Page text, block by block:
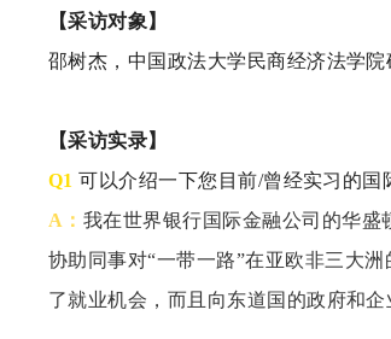
【采访对象】
邵树杰，中国政法大学民商经济法学
【采访实录】
Q1可以介绍一下您目前/曾经实习的国
A： 我在世界银行国际金融公司的华
协助同事对“一带一路”在亚欧非三大
了就业机会，而且向东道国的政府和